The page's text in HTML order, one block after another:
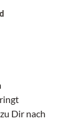
Dir nach